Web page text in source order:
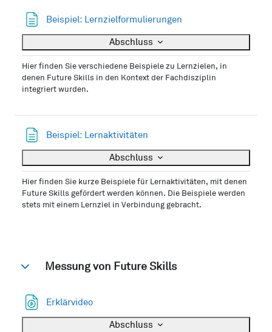
Beispiel: Lernzielformulierungen
Abschluss
Hier finden Sie verschiedene Beispiele zu Lernzielen, in
denen Future Skills in den Kontext der Fachdisziplin
integriert wurden.
Beispiel: Lernaktivitäten
Abschluss
Hier finden Sie kurze Beispiele für Lernaktivitäten, mit denen
Future Skills gefördert werden können. Die Beispiele werden
stets mit einem Lernziel in Verbindung gebracht.
EinklappenMessung von Future Skills
Erklärvideo
Abschluss